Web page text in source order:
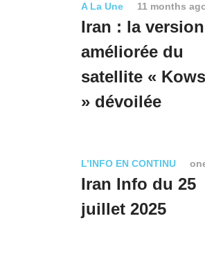
A La Une 11 months
Iran : la version
améliorée du
satellite «
» dévoilée
L’INFO EN CONTINU
Iran Info du 25
juillet 2025